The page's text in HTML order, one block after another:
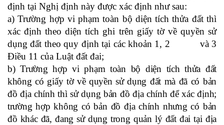
định tại Nghị định này được xác định như sau:
a) Trường hợp vi phạm toàn bộ diện tích thửa đất thì
xác định theo diện tích ghi trên giấy tờ về quyền sử
dụng đất theo quy định tại các khoản 1, 2 và 3
Điều 11 của Luật đất đai;
b) Trường hợp vi phạm toàn bộ diện tích thửa đất
không có giấy tờ về quyền sử dụng đất mà đã có bản
đồ địa chính thì sử dụng bản đồ địa chính để xác định;
trường hợp không có bản đồ địa chính nhưng có bản
đồ khác đã, đang sử dụng trong quản lý đất đai tại địa